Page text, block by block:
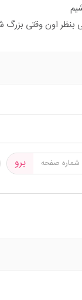
بنظر اون وقتی
برو